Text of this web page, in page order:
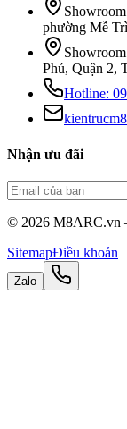
phường Mễ
Phú, Quận 2,
Hotline:
Nhận ưu đãi
© 2026 M8ARC.vn
SitemapĐiều khoản
Zalo